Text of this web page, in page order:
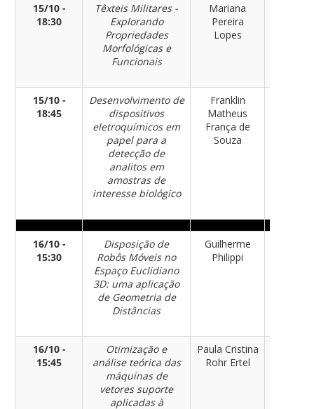
15/10 -
18:30
Têxteis Militares -
Explorando
Propriedades
Morfológicas e
Funcionais
Mariana
Pereira
Lopes
15/10 -
18:45
Desenvolvimento de
dispositivos
eletroquímicos em
papel para a
detecção de
analitos em
amostras de
interesse biológico
Franklin
Matheus
França de
Souza
16/10 -
15:30
Disposição de
Robôs Móveis no
Espaço Euclidiano
3D: uma aplicação
de Geometria de
Distâncias
Guilherme
Philippi
16/10 -
15:45
Otimização e
análise teórica das
máquinas de
vetores suporte
aplicadas à
Paula Cristina
Rohr Ertel